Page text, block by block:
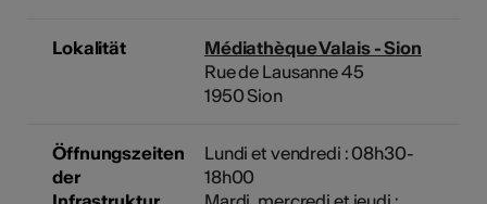
Lokalität
Médiathèque Valais - Sion
Rue de Lausanne 45
1950 Sion
Öffnungszeiten
der
Lundi et vendredi : 08h30-
18h00